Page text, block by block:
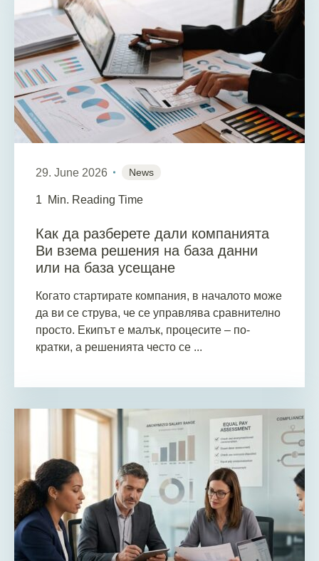
29. June 2026 News
1 Min. Reading Time
Как да разберете дали компанията
Ви взема решения на база данни
или на база усещане
Когато стартирате компания, в началото може
да ви се струва, че се управлява сравнително
просто. Екипът е малък, процесите – по-
кратки, а решенията често се ...